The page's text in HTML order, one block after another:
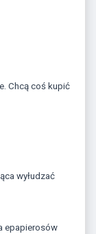
epapierosów